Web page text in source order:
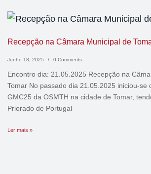
Recepção na Câmara Municipal de
Junho 18, 2025 / 0 Comments
Encontro dia: 21.05.2025 Recepção na
Tomar No passado dia 21.05.2025 iniciou-se
GMC25 da OSMTH na cidade de Tomar,
Priorado de Portugal
Ler mais »